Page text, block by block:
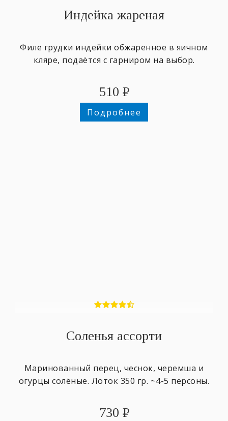
Индейка жареная
Филе грудки индейки обжаренное в яичном
кляре, подаётся с гарниром на выбор.
510 ₽
Подробнее
Соленья ассорти
Маринованный перец, чеснок, черемша и
огурцы солёные. Лоток 350 гр. ~4-5 персоны.
730 ₽